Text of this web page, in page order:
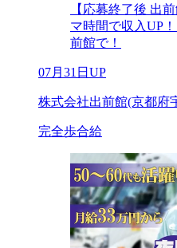
【応募終了後 出
マ時間で収入UP
前館で！
07月31日UP
株式会社出前館(京都府
完全歩合給